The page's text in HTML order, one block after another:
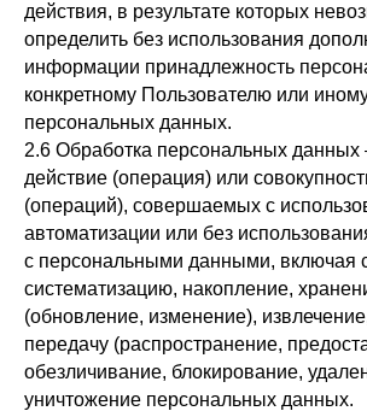
действия, в результате которых
определить без использования
информации принадлежность
конкретному Пользователю или
персональных данных.
2.6 Обработка персональных
действие (операция) или
(операций), совершаемых с
автоматизации или без
с персональными данными, включая
систематизацию, накопление,
(обновление, изменение),
передачу (распространение,
обезличивание, блокирование,
уничтожение персональных данных.